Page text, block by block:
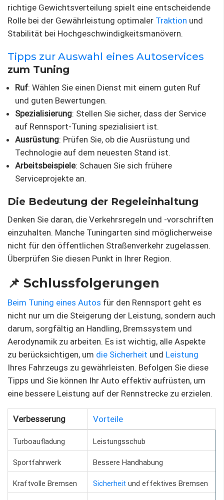
richtige Gewichtsverteilung spielt eine entscheidende
Rolle bei der Gewährleistung optimaler Traktion und
Stabilität bei Hochgeschwindigkeitsmanövern.
Tipps zur Auswahl eines Autoservices
zum Tuning
Ruf: Wählen Sie einen Dienst mit einem guten Ruf
und guten Bewertungen.
Spezialisierung: Stellen Sie sicher, dass der Service
auf Rennsport-Tuning spezialisiert ist.
Ausrüstung: Prüfen Sie, ob die Ausrüstung und
Technologie auf dem neuesten Stand ist.
Arbeitsbeispiele: Schauen Sie sich frühere
Serviceprojekte an.
Die Bedeutung der Regeleinhaltung
Denken Sie daran, die Verkehrsregeln und -vorschriften
einzuhalten. Manche Tuningarten sind möglicherweise
nicht für den öffentlichen Straßenverkehr zugelassen.
Überprüfen Sie diesen Punkt in Ihrer Region.
📌 Schlussfolgerungen
Beim Tuning eines Autos für den Rennsport geht es
nicht nur um die Steigerung der Leistung, sondern auch
darum, sorgfältig an Handling, Bremssystem und
Aerodynamik zu arbeiten. Es ist wichtig, alle Aspekte
zu berücksichtigen, um die Sicherheit und Leistung
Ihres Fahrzeugs zu gewährleisten. Befolgen Sie diese
Tipps und Sie können Ihr Auto effektiv aufrüsten, um
eine bessere Leistung auf der Rennstrecke zu erzielen.
Verbesserung Vorteile
Turboaufladung Leistungsschub
Sportfahrwerk Bessere Handhabung
Kraftvolle Bremsen Sicherheit und effektives Bremsen